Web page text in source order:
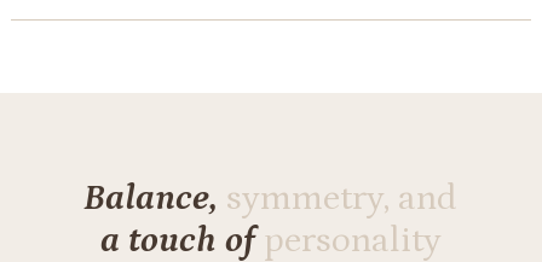
Balance, symmetry, and
a touch ofpersonality